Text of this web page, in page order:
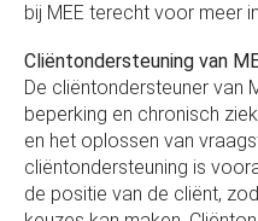
bij MEE terecht voor meer
Cliëntondersteuning van
De cliëntondersteuner van
beperking en chronisch
en het oplossen van
cliëntondersteuning is
de positie van de cliënt,